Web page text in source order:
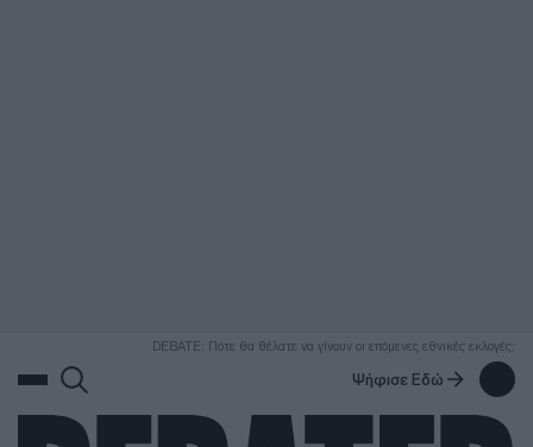
DEBATE: Πότε θα θέλατε να γίνουν οι επόμενες εθνικές εκλογές;
Ψήφισε Εδώ